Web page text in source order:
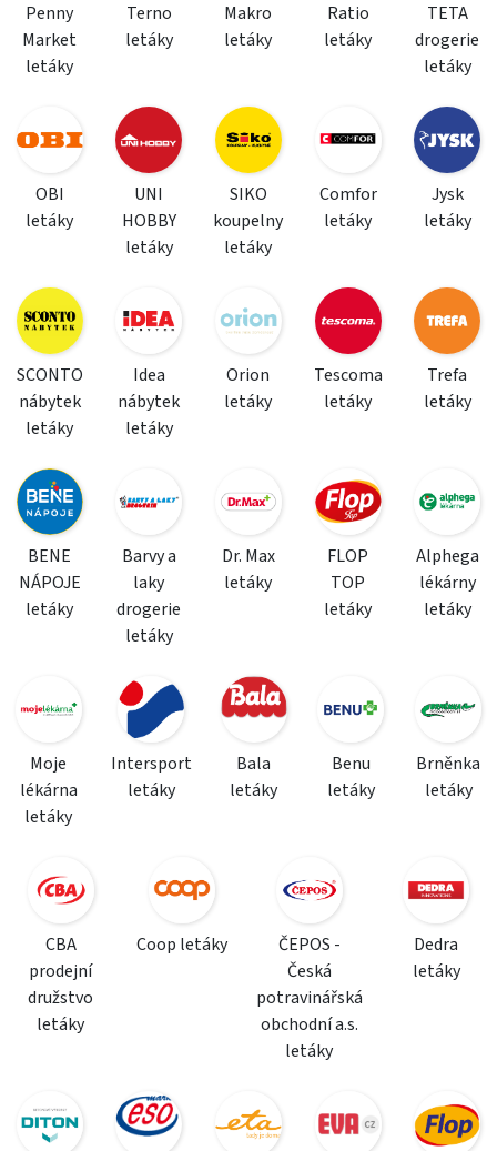
Penny
Market
letáky
Terno
letáky
Makro
letáky
Ratio
letáky
TETA
drogerie
letáky
OBI
letáky
UNI
HOBBY
letáky
SIKO
koupelny
letáky
Comfor
letáky
Jysk
letáky
SCONTO
nábytek
letáky
Idea
nábytek
letáky
Orion
letáky
Tescoma
letáky
Trefa
letáky
BENE
NÁPOJE
letáky
Barvy a
laky
drogerie
letáky
Dr. Max
letáky
FLOP
TOP
letáky
Alphega
lékárny
letáky
Moje
lékárna
letáky
Intersport
letáky
Bala
letáky
Benu
letáky
Brněnka
letáky
CBA
prodejní
družstvo
letáky
Coop letáky
ČEPOS -
Česká
potravinářská
obchodní a.s.
letáky
Dedra
letáky